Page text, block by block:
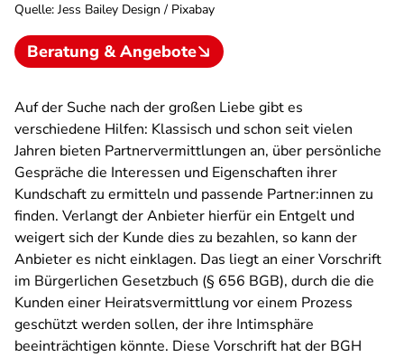
Quelle: Jess Bailey Design / Pixabay
Beratung & Angebote
Auf der Suche nach der großen Liebe gibt es
verschiedene Hilfen: Klassisch und schon seit vielen
Jahren bieten Partnervermittlungen an, über persönliche
Gespräche die Interessen und Eigenschaften ihrer
Kundschaft zu ermitteln und passende Partner:innen zu
finden. Verlangt der Anbieter hierfür ein Entgelt und
weigert sich der Kunde dies zu bezahlen, so kann der
Anbieter es nicht einklagen. Das liegt an einer Vorschrift
im Bürgerlichen Gesetzbuch (§ 656 BGB), durch die die
Kunden einer Heiratsvermittlung vor einem Prozess
geschützt werden sollen, der ihre Intimsphäre
beeinträchtigen könnte. Diese Vorschrift hat der BGH